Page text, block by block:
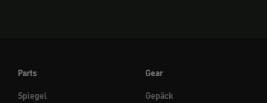
Parts
Spiegel
Gear
Gepäck